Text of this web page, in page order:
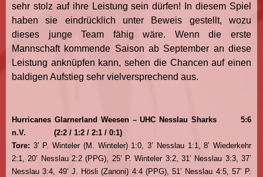
sehr stolz auf ihre Leistung sein dürfen! In diesem Spiel
haben sie eindrücklich unter Beweis gestellt, wozu
dieses junge Team fähig wäre. Wenn die erste
Mannschaft kommende Saison ab September an diese
Leistung anknüpfen kann, sehen die Chancen auf einen
baldigen Aufstieg sehr vielversprechend aus.
Hurricanes Glarnerland Weesen – UHC Nesslau Sharks
5:6
n.V.
(2:2 / 1:2 / 2:1 / 0:1)
Tore: 3’ P. Winteler (M. Winteler) 1:0, 3’ Nesslau 1:1, 8’ Wiederkehr
2:1, 20’ Nesslau 2:2 (PPG), 25’ P. Winteler 3:2, 31’ Nesslau 3:3, 37’
Nesslau 3:4, 49’ J. Hösli (Zanoni) 4:4 (PPG), 51’ Nesslau 4:5, 57’ P.